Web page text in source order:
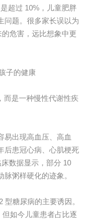
超过 10%，儿童肥胖
问题。很多家长误以为
危害，远比想象中更
子的健康
是一种慢性代谢性疾
出现高血压、高血
后患冠心病、心肌梗死
数据显示，部分 10
粥样硬化的迹象。
糖尿病的主要诱因。
但如今儿童患者占比逐